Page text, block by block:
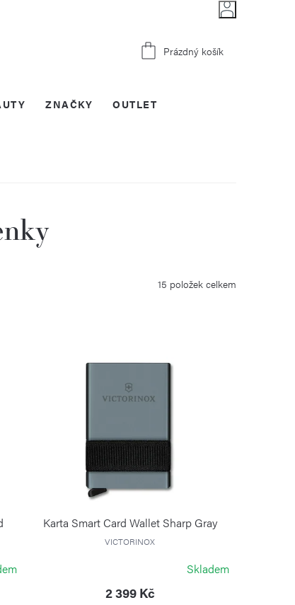
Nákupní
Prázdný košík
OUTLET
ZNAČKY
15 položek celkem
Karta Smart Card Wallet Sharp Gray
VICTORINOX
Skladem
2 399 Kč